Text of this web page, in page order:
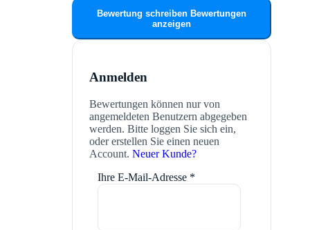
Bewertung schreiben Bewertungen
anzeigen
Anmelden
Bewertungen können nur von
angemeldeten Benutzern abgegeben
werden. Bitte loggen Sie sich ein,
oder erstellen Sie einen neuen
Account. Neuer Kunde?
Ihre E-Mail-Adresse *